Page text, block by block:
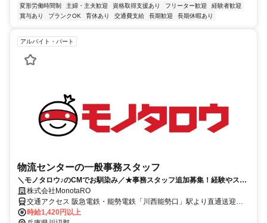
変形労働時間制 主婦・主夫歓迎 資格取得支援あり フリーター歓迎
経験者歓迎
賞与あり
ブランクOK 育休あり 交通費支給 長期歓迎 長期休暇あり
アルバイト・パート
物流センターの一般事務スタッフ
＼モノタロウ♪のCMでお馴染み／★事務スタッフ追加募集！経験やスキ
ルを活かしてもらえる職場です！
株式会社MonotaRO
交通アクセス 阪急電鉄・能勢電鉄「川西能勢口」駅より直通送迎バ
ス25分 ★川西市、宝塚市から出勤されているスタッフ多数♪
時給1,420円以上